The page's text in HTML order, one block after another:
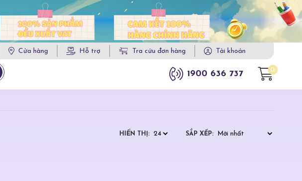
Cửa hàng Hỗ trợ Tra cứu đơn hàng Tài khoản
1900 636 737 0
HIỂN THỊ: SẮP XẾP: